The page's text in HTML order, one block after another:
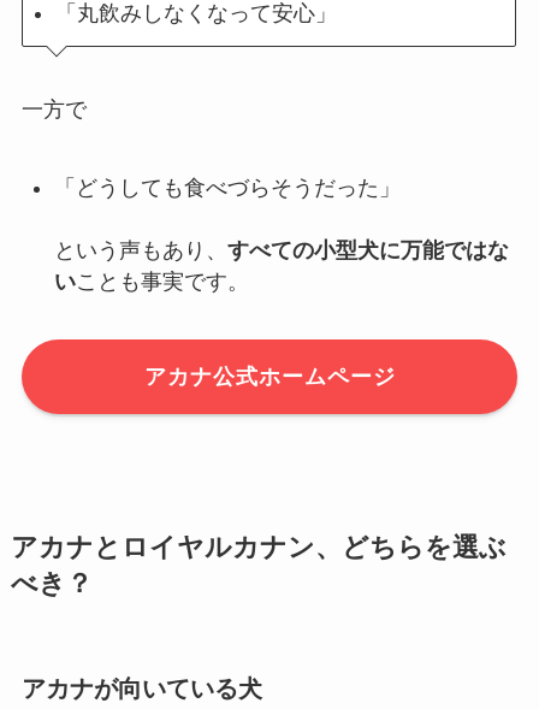
「丸飲みしなくなって安心」
一方で
「どうしても食べづらそうだった」
という声もあり、 すべての小型犬に万能ではな
いことも事実です。
アカナ公式ホームページ
アカナとロイヤルカナン、どちらを選ぶ
べき？
アカナが向いている犬